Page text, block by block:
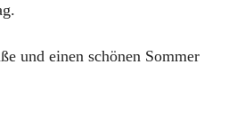
und einen schönen Sommer